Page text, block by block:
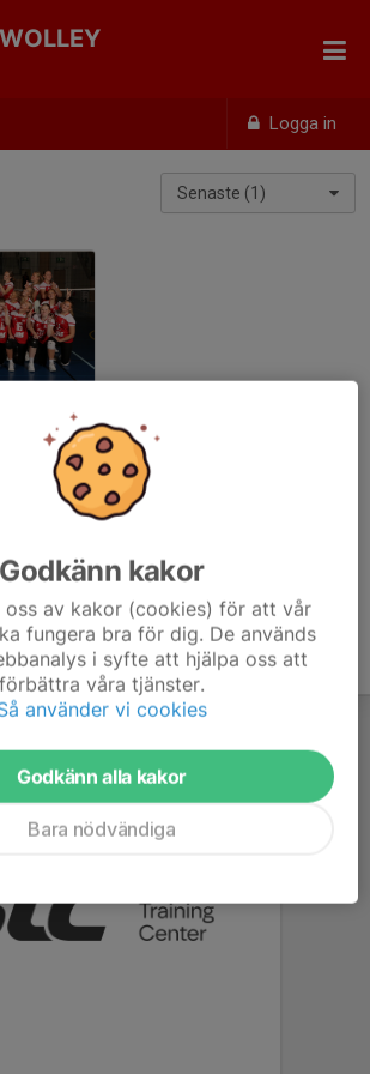
Logga in
Senaste (1)
Godkänn kakor
oss av kakor (cookies) för att vår
fungera bra för dig. De används
i syfte att hjälpa oss att
förbättra våra tjänster.
använder vi cookies
Godkänn alla kakor
Bara nödvändiga